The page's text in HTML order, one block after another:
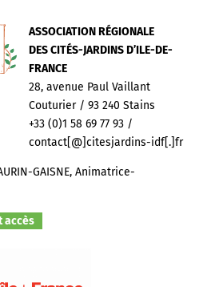
ASSOCIATION RÉGIONALE
DES CITÉS-JARDINS D’ILE-DE-
FRANCE
28, avenue Paul Vaillant
Couturier / 93 240 Stains
+33 (0)1 58 69 77 93 /
contact[@]citesjardins-idf[.]fr
GAISNE, Animatrice-
accès